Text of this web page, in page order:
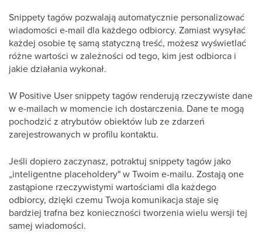
Snippety tagów pozwalają automatycznie personalizować
wiadomości e-mail dla każdego odbiorcy. Zamiast wysyłać
każdej osobie tę samą statyczną treść, możesz wyświetlać
różne wartości w zależności od tego, kim jest odbiorca i
jakie działania wykonał.
W Positive User snippety tagów renderują rzeczywiste dane
w e-mailach w momencie ich dostarczenia. Dane te mogą
pochodzić z atrybutów obiektów lub ze zdarzeń
zarejestrowanych w profilu kontaktu.
Jeśli dopiero zaczynasz, potraktuj snippety tagów jako
„inteligentne placeholdery" w Twoim e-mailu. Zostają one
zastąpione rzeczywistymi wartościami dla każdego
odbiorcy, dzięki czemu Twoja komunikacja staje się
bardziej trafna bez konieczności tworzenia wielu wersji tej
samej wiadomości.